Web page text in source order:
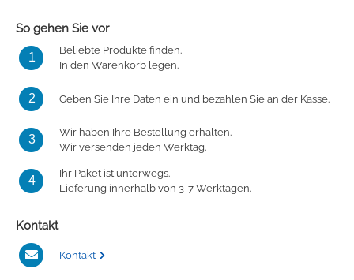
So gehen Sie vor
1
Beliebte Produkte finden.
In den Warenkorb legen.
2 Geben Sie Ihre Daten ein und bezahlen Sie an der Kasse.
3
Wir haben Ihre Bestellung erhalten.
Wir versenden jeden Werktag.
4
Ihr Paket ist unterwegs.
Lieferung innerhalb von 3-7 Werktagen.
Kontakt
Kontakt